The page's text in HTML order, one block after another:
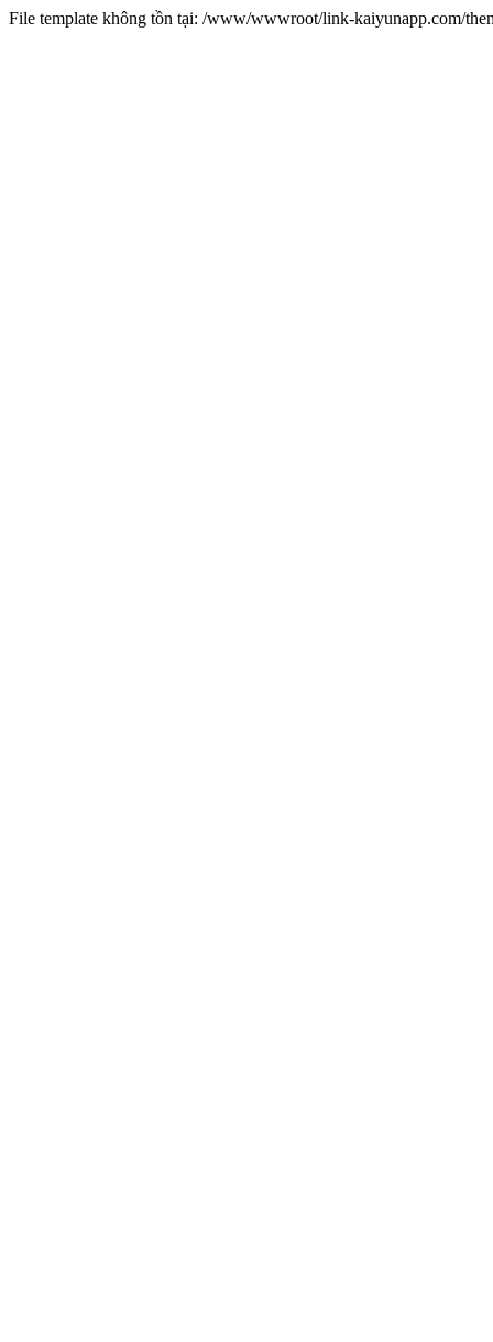
File template không tồn tại: /www/wwwroot/link-kaiyunapp.com/